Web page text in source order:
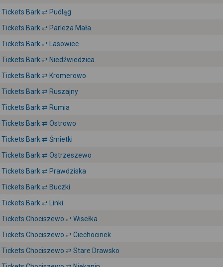
Tickets Bark ⇄ Pudląg
Tickets Bark ⇄ Parleza Mała
Tickets Bark ⇄ Lasowiec
Tickets Bark ⇄ Niedźwiedzica
Tickets Bark ⇄ Kromerowo
Tickets Bark ⇄ Ruszajny
Tickets Bark ⇄ Rumia
Tickets Bark ⇄ Ostrowo
Tickets Bark ⇄ Śmietki
Tickets Bark ⇄ Ostrzeszewo
Tickets Bark ⇄ Prawdziska
Tickets Bark ⇄ Buczki
Tickets Bark ⇄ Linki
Tickets Chociszewo ⇄ Wisełka
Tickets Chociszewo ⇄ Ciechocinek
Tickets Chociszewo ⇄ Stare Drawsko